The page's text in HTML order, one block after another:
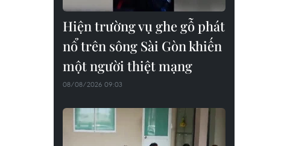
Hiện trường vụ ghe gỗ phát
nổ trên sông Sài Gòn khiến
một người thiệt mạng
08/08/2026 09:03